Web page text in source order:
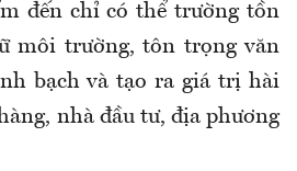
đến chỉ có thể trường tồn
môi trường, tôn trọng văn
bạch và tạo ra giá trị hài
nhà đầu tư, địa phương